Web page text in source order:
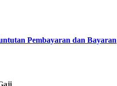
Pembayaran dan Bayaran